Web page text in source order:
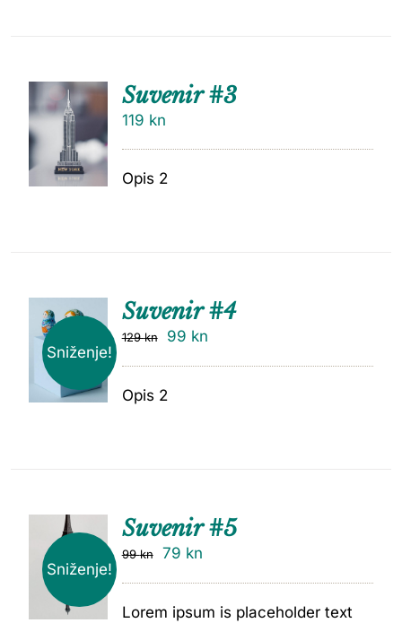
DODAJ
Suvenir #3
119 kn
Opis 2
Sniženje!
DODAJ
Suvenir #4
129kn 99 kn
Opis 2
Sniženje!
DODAJ
Suvenir #5
99kn 79 kn
Lorem ipsum is placeholder text